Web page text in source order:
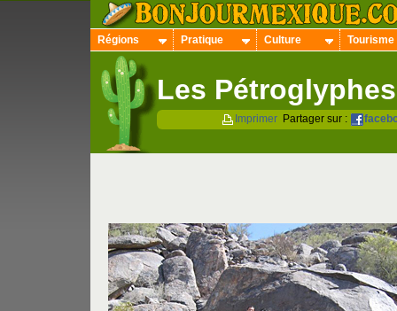
Régions Pratique Culture Tourisme
Les
Imprimer Partager sur :